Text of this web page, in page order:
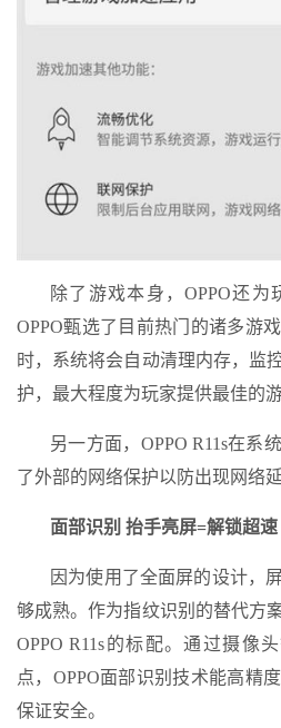
除了游戏本身，OPPO还为
OPPO甄选了目前热门的诸多游
时，系统将会自动清理内存，监
护，最大程度为玩家提供最佳的游
另一方面，OPPO R11s在系
了外部的网络保护以防出现网络
面部识别 抬手亮屏=解锁超速
因为使用了全面屏的设计，
够成熟。作为指纹识别的替代方
OPPO R11s的标配。通过摄像
点，OPPO面部识别技术能高精
保证安全。